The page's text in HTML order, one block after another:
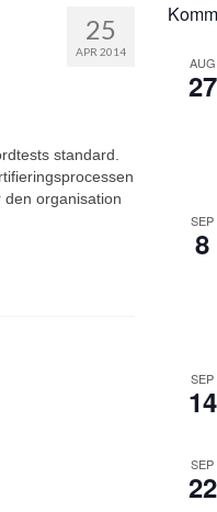
25
APR 2014
standard.
organisation
AUG
27
SEP
8
SEP
14
SEP
22